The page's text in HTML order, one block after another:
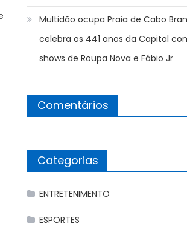
Multidão ocupa Praia de Cabo
celebra os 441 anos da Capital
shows de Roupa Nova e Fábio Jr
Comentários
Categorias
ENTRETENIMENTO
ESPORTES